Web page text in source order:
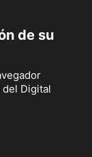
de su
Digital